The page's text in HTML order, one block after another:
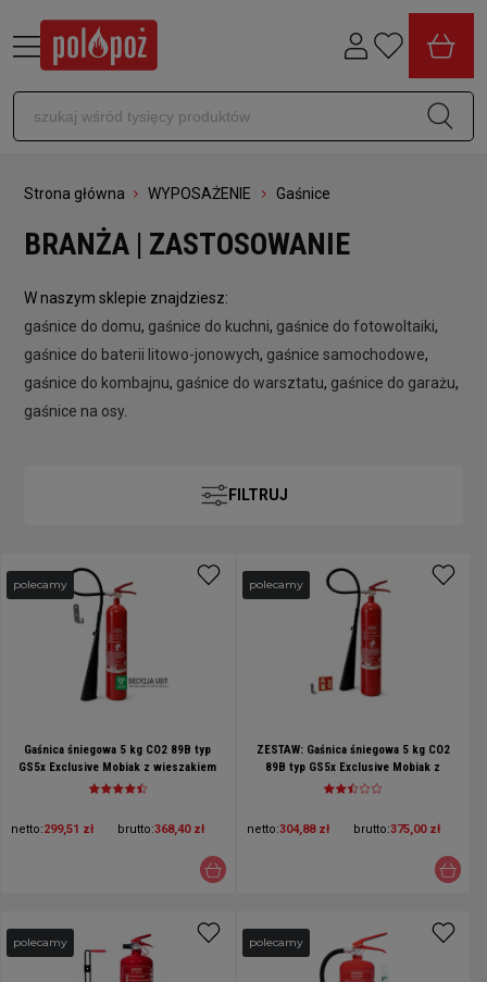
Strona główna WYPOSAŻENIE Gaśnice
BRANŻA | ZASTOSOWANIE
W naszym sklepie znajdziesz:
gaśnice do domu, gaśnice do kuchni, gaśnice do fotowoltaiki,
gaśnice do baterii litowo-jonowych, gaśnice samochodowe,
gaśnice do kombajnu, gaśnice do warsztatu, gaśnice do garażu,
gaśnice na osy.
FILTRUJ
Gaśnica śniegowa 5 kg CO2 89B typ
GS5x Exclusive Mobiak z wieszakiem
UDT
netto:299,51 zł brutto:368,40 zł
polecamy
ZESTAW: Gaśnica śniegowa 5 kg CO2
89B typ GS5x Exclusive Mobiak z
wieszakiem i znakiem GAŚNICA
netto:304,88 zł brutto:375,00 zł
polecamy
polecamy polecamy